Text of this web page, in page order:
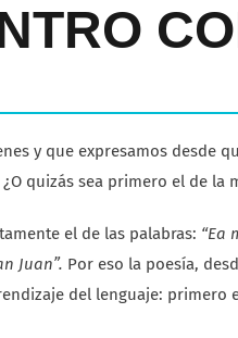
y que expresamos desde
quizás sea primero el de la
el de las palabras: “Ea
Juan”. Por eso la poesía,
del lenguaje: primero